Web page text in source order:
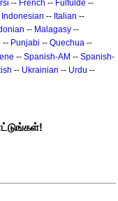
-- French -- Fulfulde --
Indonesian -- Italian --
-- Malagasy --
-- Punjabi -- Quechua --
-- Spanish-AM -- Spanish-
-- Ukrainian -- Urdu --